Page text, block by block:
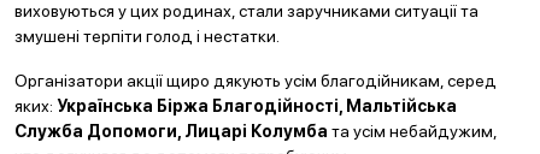
виховуються у цих родинах, стали заручниками ситуації та
змушені терпіти голод і нестатки.
Організатори акції щиро дякують усім благодійникам, серед
яких: Українська Біржа Благодійності, Мальтійська
Служба Допомоги, Лицарі Колумба та усім небайдужим,